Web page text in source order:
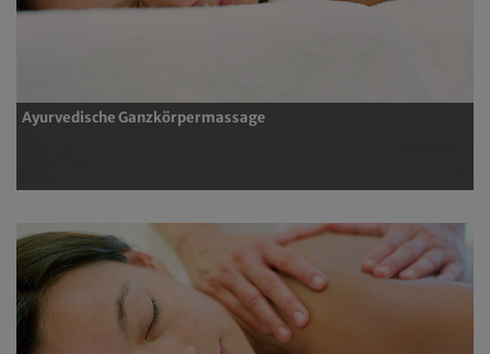
Ayurvedische Ganzkörpermassage